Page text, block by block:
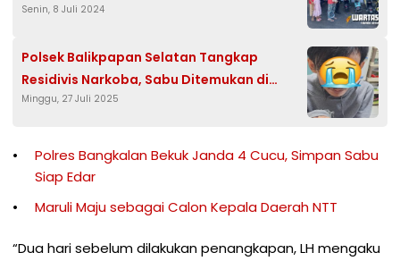
Senin, 8 Juli 2024
Polsek Balikpapan Selatan Tangkap
Residivis Narkoba, Sabu Ditemukan di
Bungkus Rokok
Minggu, 27 Juli 2025
Polres Bangkalan Bekuk Janda 4 Cucu, Simpan Sabu
Siap Edar
Maruli Maju sebagai Calon Kepala Daerah NTT
“Dua hari sebelum dilakukan penangkapan, LH mengaku